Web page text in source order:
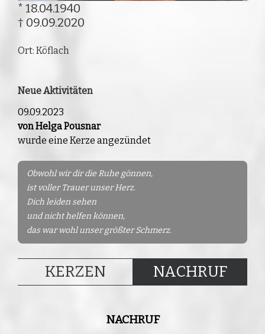
* 18.04.1940
† 09.09.2020
Ort: Köflach
Neue Aktivitäten
09.09.2023
von Helga Pousnar
wurde eine Kerze angezündet
Obwohl wir dir die Ruhe gönnen,
ist voller Trauer unser Herz.
Dich leiden sehen
und nicht helfen können,
das war wohl unser größter Schmerz.
KERZEN NACHRUF
NACHRUF